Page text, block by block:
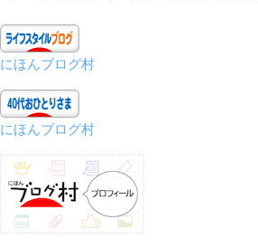
にほんブログ村
にほんブログ村